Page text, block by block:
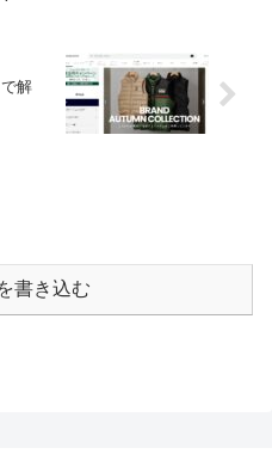
解
書き込む